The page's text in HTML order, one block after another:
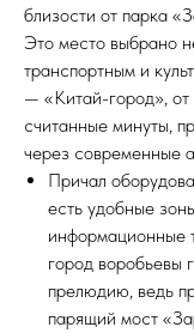
близости от парка
Это место выбрано
транспортным и
— «Китай-город», от
считанные минуты,
через современные
Причал
есть удобные
информационные
город воробьевы
прелюдию, ведь
парящий мост